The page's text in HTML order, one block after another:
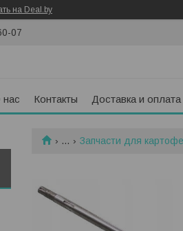
на Deal.by
07
Контакты Доставка и оплата
... Запчасти для